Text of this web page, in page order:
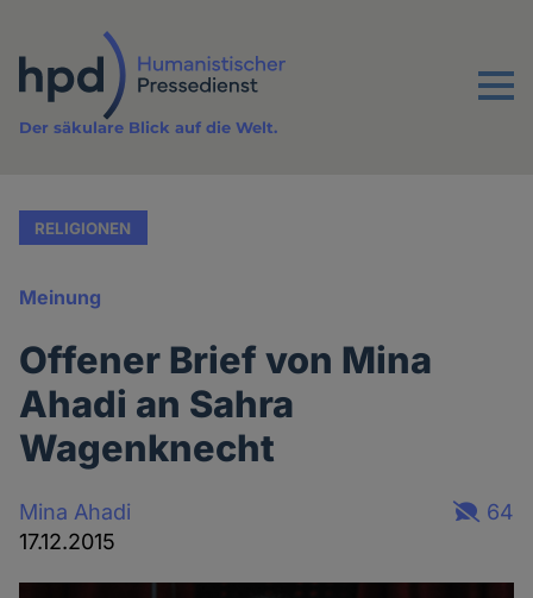
Inhalt
Menu
Der säkulare Blick auf die Welt.
RELIGIONEN
Meinung
Offener Brief von Mina
Ahadi an Sahra
Wagenknecht
Mina Ahadi
17.12.2015
64